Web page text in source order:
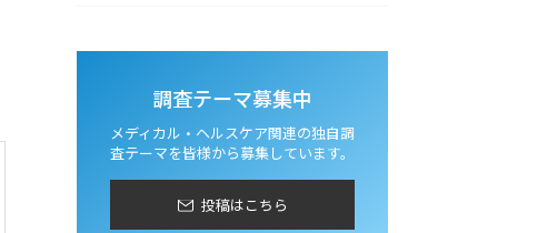
調査テーマ募集中
メディカル・ヘルスケア関連の独自調
査テーマを皆様から募集しています。
投稿はこちら